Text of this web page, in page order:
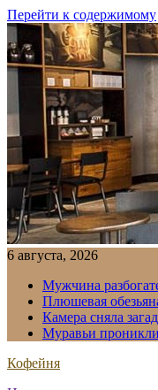
Перейти к содержимому
6 августа, 2026
Мужчина
Плюшевая
Камера сняла
Муравьи
Кофейня